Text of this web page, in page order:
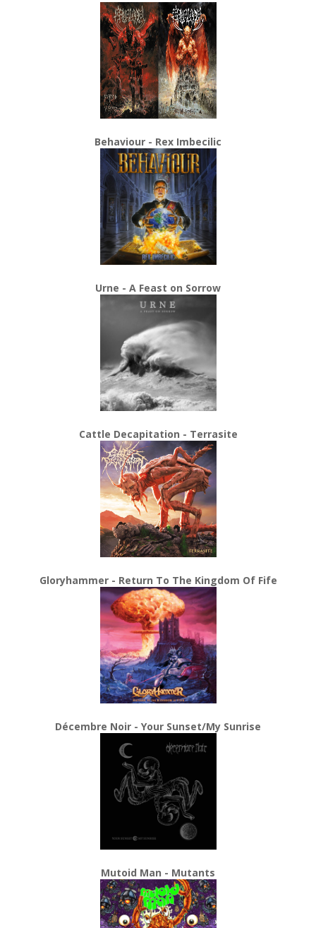
Behaviour - Rex Imbecilic
Urne - A Feast on Sorrow
Cattle Decapitation - Terrasite
Gloryhammer - Return To The Kingdom Of Fife
Décembre Noir - Your Sunset/My Sunrise
Mutoid Man - Mutants